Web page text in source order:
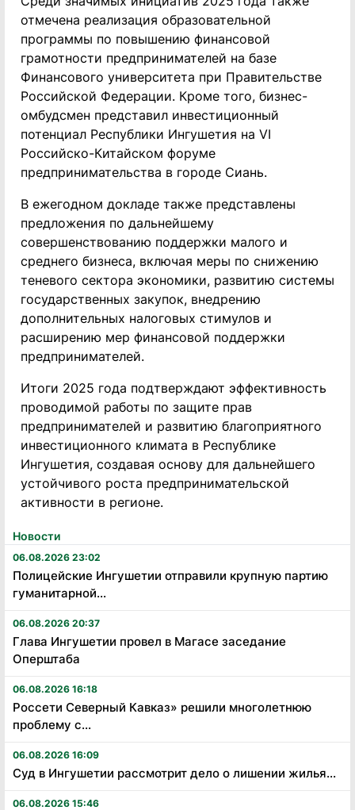
Новости
06.08.2026 23:02
Полицейские Ингушетии отправили крупную партию
гуманитарной...
06.08.2026 20:37
Глава Ингушетии провел в Магасе заседание
Оперштаба
06.08.2026 16:18
Россети Северный Кавказ» решили многолетнюю
проблему с...
06.08.2026 16:09
Суд в Ингушетии рассмотрит дело о лишении жилья...
06.08.2026 15:46
отмечена реализация образовательной
программы по повышению финансовой
грамотности предпринимателей на базе
Финансового университета при Правительстве
Российской Федерации. Кроме того, бизнес-
омбудсмен представил инвестиционный
потенциал Республики Ингушетия на VI
Российско-Китайском форуме
предпринимательства в городе Сиань.
В ежегодном докладе также представлены
предложения по дальнейшему
совершенствованию поддержки малого и
среднего бизнеса, включая меры по снижению
теневого сектора экономики, развитию системы
государственных закупок, внедрению
дополнительных налоговых стимулов и
расширению мер финансовой поддержки
предпринимателей.
Итоги 2025 года подтверждают эффективность
проводимой работы по защите прав
предпринимателей и развитию благоприятного
инвестиционного климата в Республике
Ингушетия, создавая основу для дальнейшего
устойчивого роста предпринимательской
активности в регионе.